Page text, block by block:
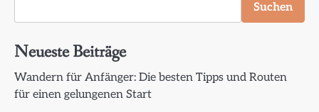
Suchen
Neueste Beiträge
Wandern für Anfänger: Die besten Tipps und Routen
für einen gelungenen Start